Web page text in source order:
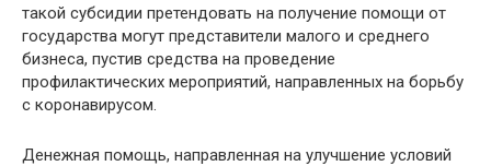
такой субсидии претендовать на получение помощи от
государства могут представители малого и среднего
бизнеса, пустив средства на проведение
профилактических мероприятий, направленных на борьбу
с коронавирусом.
Денежная помощь, направленная на улучшение условий